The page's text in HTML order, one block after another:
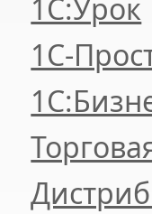
1С:Урок
1C-